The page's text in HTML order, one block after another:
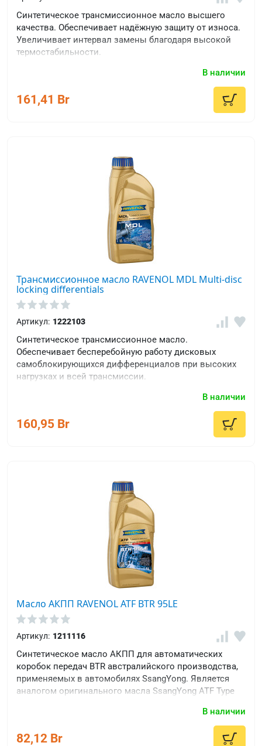
Синтетическое трансмиссионное масло высшего
качества. Обеспечивает надёжную защиту от износа.
Увеличивает интервал замены благодаря высокой
термостабильности.
В наличии
161,41 Br
Трансмиссионное масло RAVENOL MDL Multi-disc
locking differentials
Артикул: 1222103
Синтетическое трансмиссионное масло.
Обеспечивает бесперебойную работу дисковых
самоблокирующихся дифференциалов при высоких
нагрузках и всей трансмиссии.
В наличии
160,95 Br
Масло АКПП RAVENOL ATF BTR 95LE
Артикул: 1211116
Синтетическое масло АКПП для автоматических
коробок передач BTR австралийского производства,
применяемых в автомобилях SsangYong. Является
аналогом оригинального масла SsangYong ATF Type
В наличии
82,12 Br